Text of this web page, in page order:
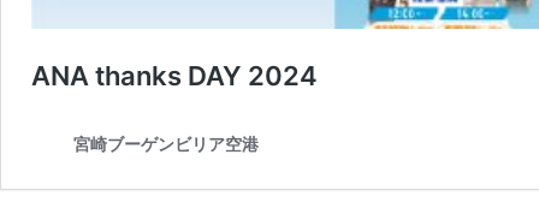
ANA thanks DAY 2024
宮崎ブーゲンビリア空港